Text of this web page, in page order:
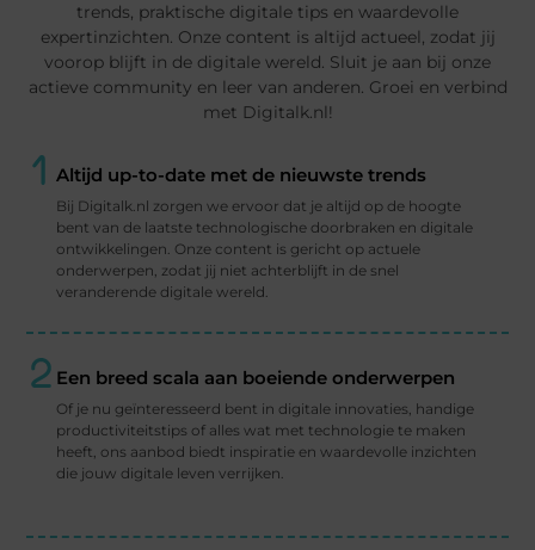
trends, praktische digitale tips en waardevolle
expertinzichten. Onze content is altijd actueel, zodat jij
voorop blijft in de digitale wereld. Sluit je aan bij onze
actieve community en leer van anderen. Groei en verbind
met Digitalk.nl!
Altijd up-to-date met de nieuwste trends
Bij Digitalk.nl zorgen we ervoor dat je altijd op de hoogte
bent van de laatste technologische doorbraken en digitale
ontwikkelingen. Onze content is gericht op actuele
onderwerpen, zodat jij niet achterblijft in de snel
veranderende digitale wereld.
Een breed scala aan boeiende onderwerpen
Of je nu geïnteresseerd bent in digitale innovaties, handige
productiviteitstips of alles wat met technologie te maken
heeft, ons aanbod biedt inspiratie en waardevolle inzichten
die jouw digitale leven verrijken.